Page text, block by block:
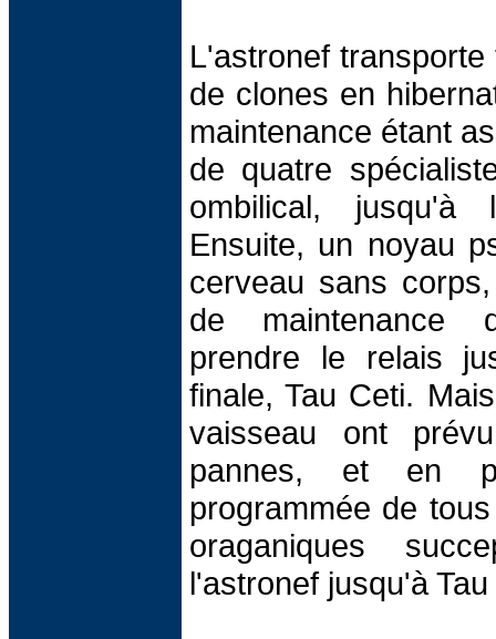
L'astronef
de clones en
maintenance étant
de quatre
ombilical, jusqu'à
Ensuite, un noyau
cerveau sans
de maintenance
prendre le relais
finale, Tau Ceti.
vaisseau ont
pannes, et en
programmée de
oraganiques
l'astronef jusqu'à